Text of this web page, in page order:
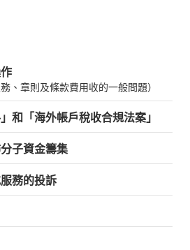
、章則及條款費用收的一般問題）
和「海外帳戶稅收合規法案」
子資金籌集
務的投訴